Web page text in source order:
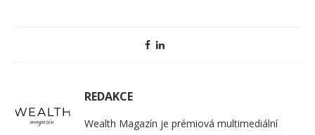
REDAKCE
Wealth Magazín je prémiová multimediální